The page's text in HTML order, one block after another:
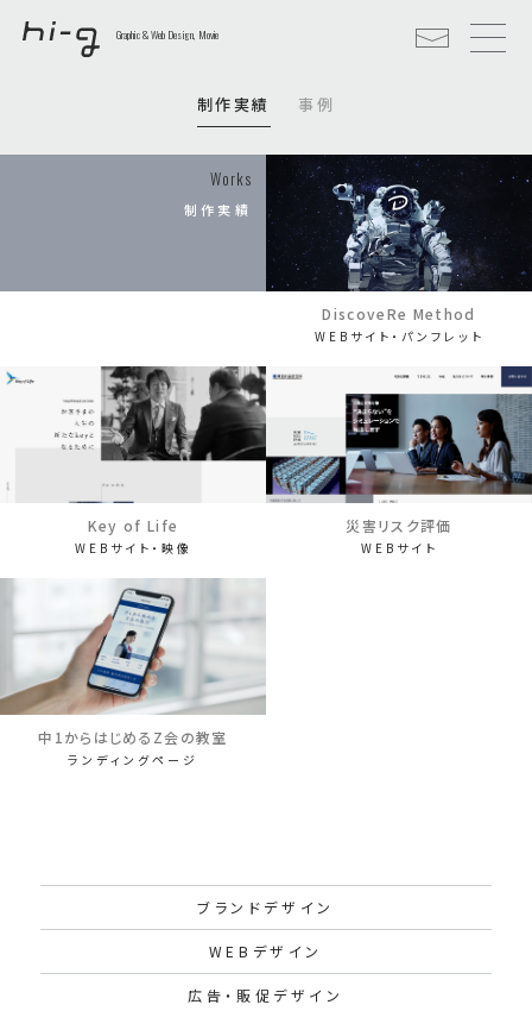
Graphic & Web Design, Movie
制作実績 事例
Works
制作実績
DiscoveRe Method
WEBサイト・パンフレット
Key of Life
WEBサイト・映像
災害リスク評価
WEBサイト
中1からはじめるZ会の教室
ランディングページ
ブランドデザイン
WEBデザイン
広告・販促デザイン